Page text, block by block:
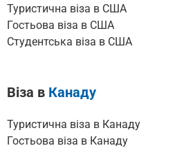
Туристична віза в США
Гостьова віза в США
Cтудентська віза в США
Віза в Канаду
Туристична віза в Канаду
Гостьова віза в Канаду